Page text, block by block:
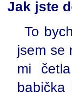
Jak jste
To
jsem se
mi